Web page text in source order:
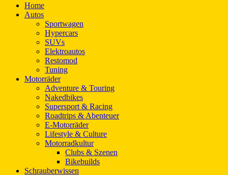
Home
Autos
Sportwagen
Hypercars
SUVs
Elektroautos
Restomod
Tuning
Motorräder
Adventure & Touring
Nakedbikes
Supersport & Racing
Roadtrips & Abenteuer
E-Motorräder
Lifestyle & Culture
Motorradkultur
Clubs & Szenen
Bikebuilds
Schrauberwissen